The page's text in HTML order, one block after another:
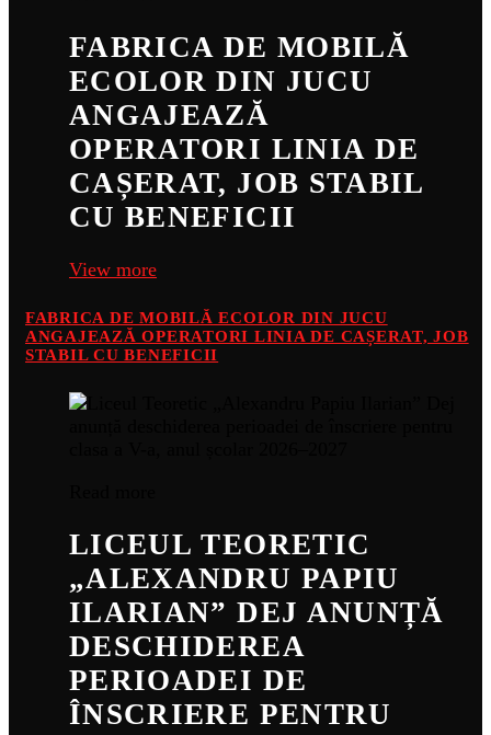
FABRICA DE MOBILĂ
ECOLOR DIN JUCU
ANGAJEAZĂ
OPERATORI LINIA DE
CAȘERAT, JOB STABIL
CU BENEFICII
View more
FABRICA DE MOBILĂ ECOLOR DIN JUCU
ANGAJEAZĂ OPERATORI LINIA DE CAȘERAT, JOB
STABIL CU BENEFICII
LICEUL TEORETIC
„ALEXANDRU PAPIU
ILARIAN” DEJ ANUNȚĂ
DESCHIDEREA
PERIOADEI DE
ÎNSCRIERE PENTRU